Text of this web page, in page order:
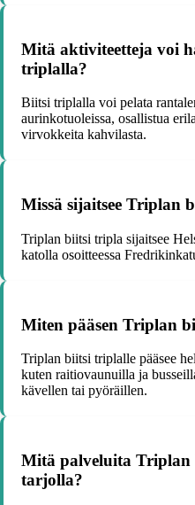
Mitä aktiviteetteja voi
triplalla?
Biitsi triplalla voi pelata
aurinkotuoleissa, osallistua
virvokkeita kahvilasta.
Missä sijaitsee Triplan
Triplan biitsi tripla sijaitsee
katolla osoitteessa
Miten pääsen Triplan
Triplan biitsi triplalle pääsee
kuten raitiovaunuilla ja
kävellen tai pyöräillen.
Mitä palveluita
tarjolla?